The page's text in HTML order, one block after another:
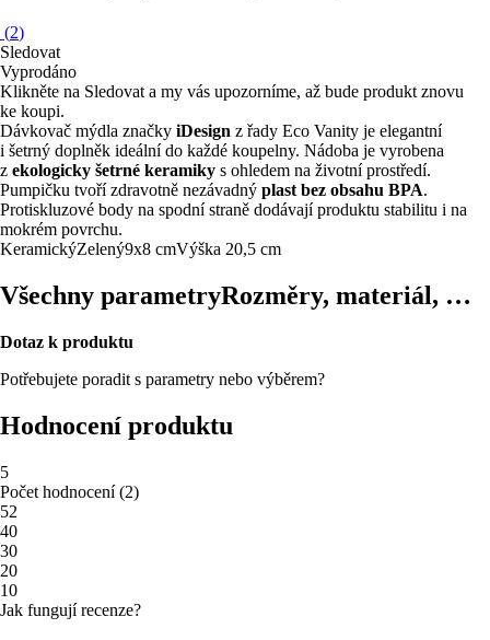
(2)
Sledovat
Vyprodáno
Klikněte na Sledovat a my vás upozorníme, až bude produkt znovu
ke koupi.
Dávkovač mýdla značky iDesign z řady Eco Vanity je elegantní
i šetrný doplněk ideální do každé koupelny. Nádoba je vyrobena
z ekologicky šetrné keramiky s ohledem na životní prostředí.
Pumpičku tvoří zdravotně nezávadný plast bez obsahu BPA.
Protiskluzové body na spodní straně dodávají produktu stabilitu i na
mokrém povrchu.
KeramickýZelený9x8 cmVýška 20,5 cm
Všechny parametryRozměry, materiál, …
Dotaz k produktu
Potřebujete poradit s parametry nebo výběrem?
Hodnocení produktu
5
Počet hodnocení(2)
52
40
30
20
10
Jak fungují recenze?